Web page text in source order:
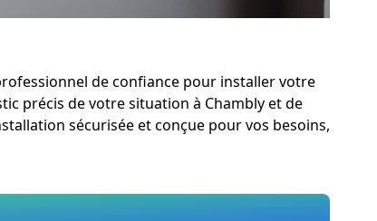
de confiance pour installer votre
précis de votre situation à Chambly et de
sécurisée et conçue pour vos besoins,